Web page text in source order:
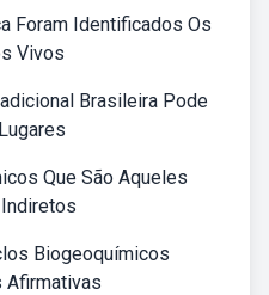
Foram Identificados Os
Vivos
Brasileira Pode
Que São Aqueles
Biogeoquímicos
Afirmativas